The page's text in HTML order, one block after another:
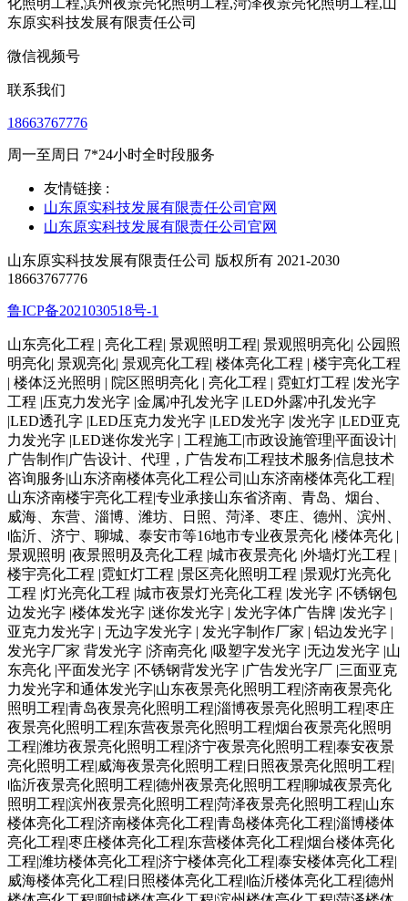
微信视频号
联系我们
18663767776
周一至周日 7*24小时全时段服务
友情链接 :
山东原实科技发展有限责任公司官网
山东原实科技发展有限责任公司官网
山东原实科技发展有限责任公司 版权所有 2021-2030
18663767776
鲁ICP备2021030518号-1
山东亮化工程 | 亮化工程| 景观照明工程| 景观照明亮化| 公园照
明亮化| 景观亮化| 景观亮化工程| 楼体亮化工程 | 楼宇亮化工程
| 楼体泛光照明 | 院区照明亮化 | 亮化工程 | 霓虹灯工程 |发光字
工程 |压克力发光字 |金属冲孔发光字 |LED外露冲孔发光字
|LED透孔字 |LED压克力发光字 |LED发光字 |发光字 |LED亚克
力发光字 |LED迷你发光字 | 工程施工|市政设施管理|平面设计|
广告制作|广告设计、代理，广告发布|工程技术服务|信息技术
咨询服务|山东济南楼体亮化工程公司|山东济南楼体亮化工程|
山东济南楼宇亮化工程|专业承接山东省济南、青岛、烟台、
威海、东营、淄博、潍坊、日照、菏泽、枣庄、德州、滨州、
临沂、济宁、聊城、泰安市等16地市专业夜景亮化 |楼体亮化 |
景观照明 |夜景照明及亮化工程 |城市夜景亮化 |外墙灯光工程 |
楼宇亮化工程 |霓虹灯工程 |景区亮化照明工程 |景观灯光亮化
工程 |灯光亮化工程 |城市夜景灯光亮化工程 |发光字 |不锈钢包
边发光字 |楼体发光字 |迷你发光字 | 发光字体广告牌 |发光字 |
亚克力发光字 | 无边字发光字 | 发光字制作厂家 | 铝边发光字 |
发光字厂家 背发光字 |济南亮化 |吸塑字发光字 |无边发光字 |山
东亮化 |平面发光字 |不锈钢背发光字 |广告发光字厂 |三面亚克
力发光字和通体发光字|山东夜景亮化照明工程|济南夜景亮化
照明工程|青岛夜景亮化照明工程|淄博夜景亮化照明工程|枣庄
夜景亮化照明工程|东营夜景亮化照明工程|烟台夜景亮化照明
工程|潍坊夜景亮化照明工程|济宁夜景亮化照明工程|泰安夜景
亮化照明工程|威海夜景亮化照明工程|日照夜景亮化照明工程|
临沂夜景亮化照明工程|德州夜景亮化照明工程|聊城夜景亮化
照明工程|滨州夜景亮化照明工程|菏泽夜景亮化照明工程|山东
楼体亮化工程|济南楼体亮化工程|青岛楼体亮化工程|淄博楼体
亮化工程|枣庄楼体亮化工程|东营楼体亮化工程|烟台楼体亮化
工程|潍坊楼体亮化工程|济宁楼体亮化工程|泰安楼体亮化工程|
威海楼体亮化工程|日照楼体亮化工程|临沂楼体亮化工程|德州